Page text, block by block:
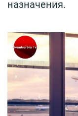
назначения.